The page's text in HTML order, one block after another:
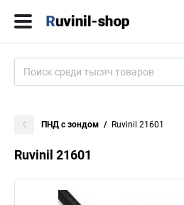
ПНД с зондом Ruvinil 21601
Ruvinil 21601